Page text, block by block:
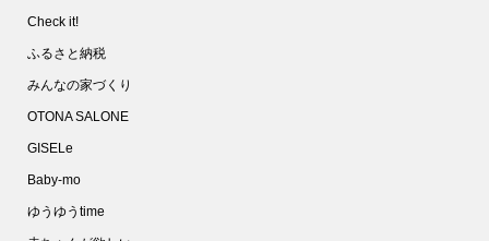
Check it!
ふるさと納税
みんなの家づくり
OTONA SALONE
GISELe
Baby-mo
ゆうゆうtime